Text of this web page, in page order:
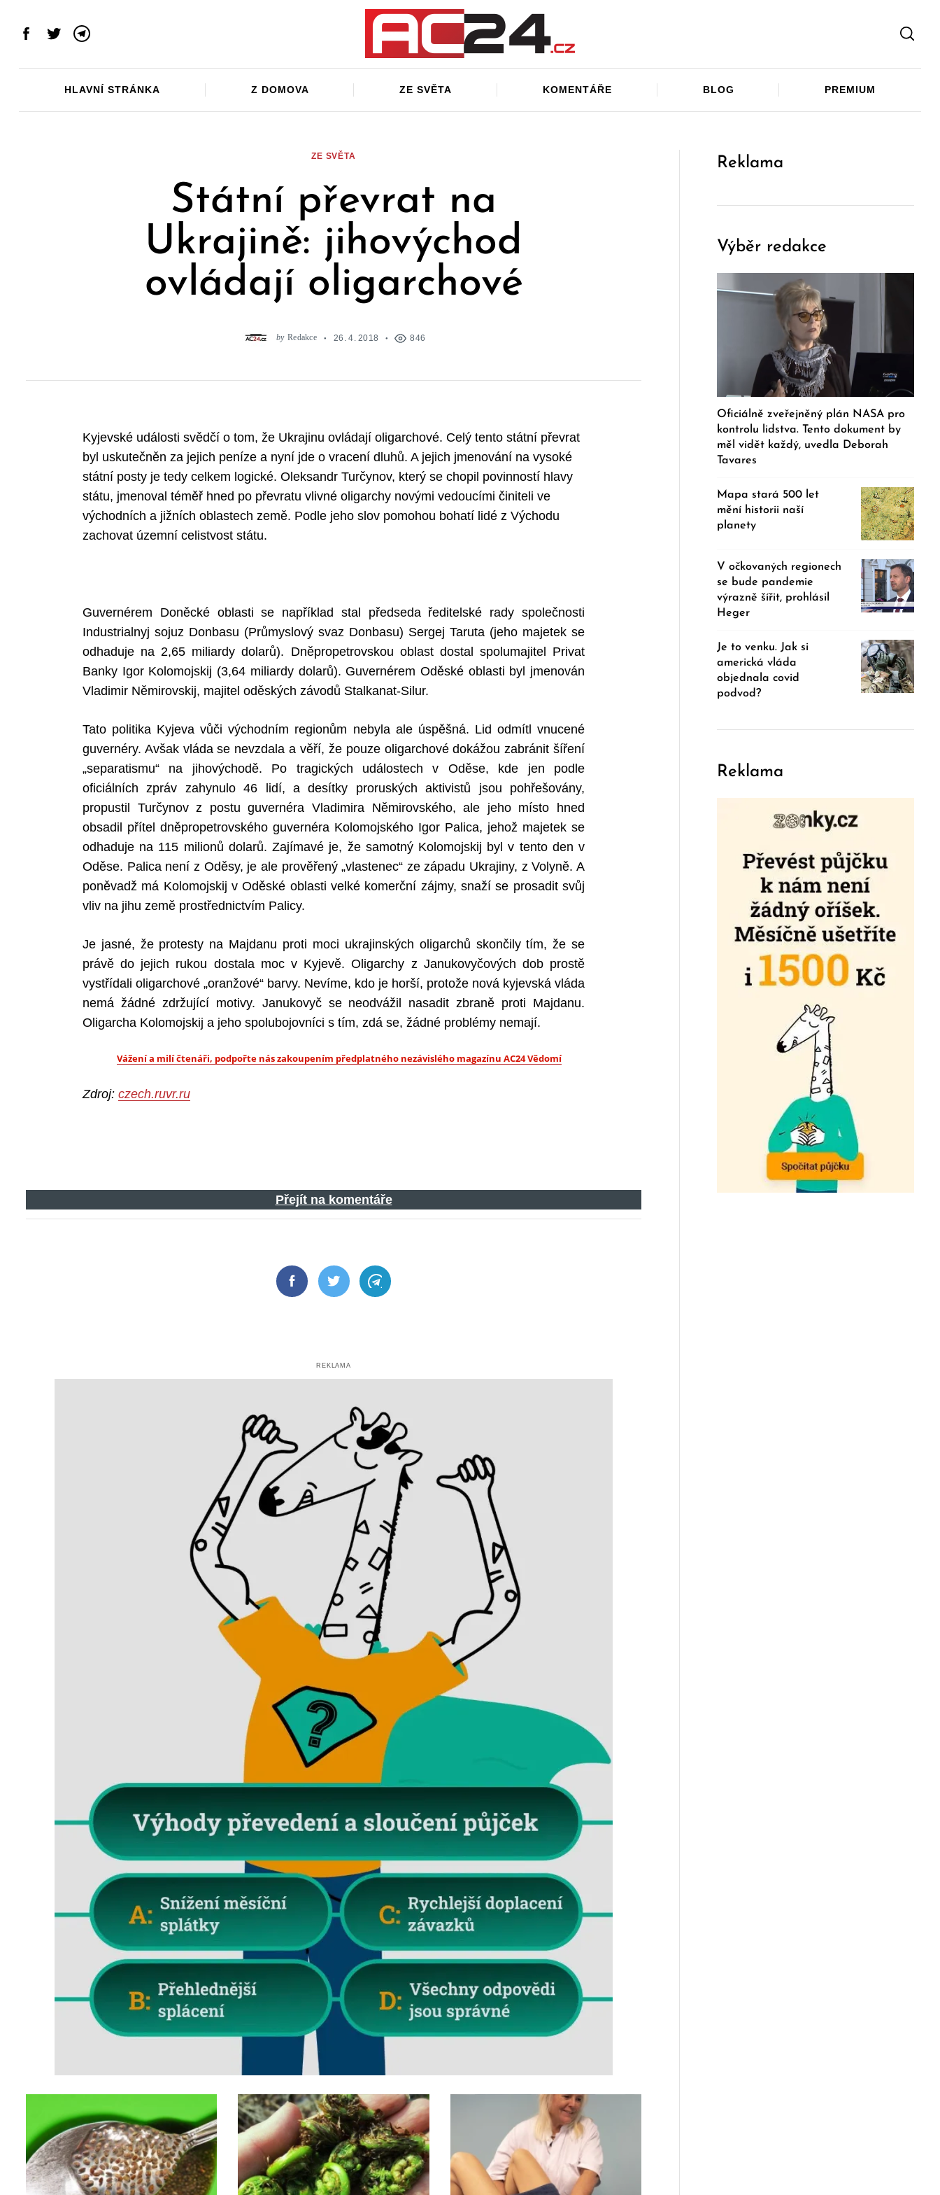
Facebook
TwitterTelegram
HLAVNÍ STRÁNKA Z DOMOVA ZE SVĚTA KOMENTÁŘE BLOG PREMIUM
ZE SVĚTA
Státní převrat na
Ukrajině: jihovýchod
ovládají oligarchové
by Redakce 26. 4. 2018 846
Kyjevské události svědčí o tom, že Ukrajinu ovládají oligarchové. Celý tento státní převrat
byl uskutečněn za jejich peníze a nyní jde o vracení dluhů. A jejich jmenování na vysoké
státní posty je tedy celkem logické. Oleksandr Turčynov, který se chopil povinností hlavy
státu, jmenoval téměř hned po převratu vlivné oligarchy novými vedoucími činiteli ve
východních a jižních oblastech země. Podle jeho slov pomohou bohatí lidé z Východu
zachovat územní celistvost státu.
Guvernérem Doněcké oblasti se například stal předseda ředitelské rady společnosti
Industrialnyj sojuz Donbasu (Průmyslový svaz Donbasu) Sergej Taruta (jeho majetek se
odhaduje na 2,65 miliardy dolarů). Dněpropetrovskou oblast dostal spolumajitel Privat
Banky Igor Kolomojskij (3,64 miliardy dolarů). Guvernérem Oděské oblasti byl jmenován
Vladimir Němirovskij, majitel oděských závodů Stalkanat-Silur.
Tato politika Kyjeva vůči východním regionům nebyla ale úspěšná. Lid odmítl vnucené
guvernéry. Avšak vláda se nevzdala a věří, že pouze oligarchové dokážou zabránit šíření
„separatismu“ na jihovýchodě. Po tragických událostech v Oděse, kde jen podle
oficiálních zpráv zahynulo 46 lidí, a desítky proruských aktivistů jsou pohřešovány,
propustil Turčynov z postu guvernéra Vladimira Němirovského, ale jeho místo hned
obsadil přítel dněpropetrovského guvernéra Kolomojského Igor Palica, jehož majetek se
odhaduje na 115 milionů dolarů. Zajímavé je, že samotný Kolomojskij byl v tento den v
Oděse. Palica není z Oděsy, je ale prověřený „vlastenec“ ze západu Ukrajiny, z Volyně. A
poněvadž má Kolomojskij v Oděské oblasti velké komerční zájmy, snaží se prosadit svůj
vliv na jihu země prostřednictvím Palicy.
Je jasné, že protesty na Majdanu proti moci ukrajinských oligarchů skončily tím, že se
právě do jejich rukou dostala moc v Kyjevě. Oligarchy z Janukovyčových dob prostě
vystřídali oligarchové „oranžové“ barvy. Nevíme, kdo je horší, protože nová kyjevská vláda
nemá žádné zdržující motivy. Janukovyč se neodvážil nasadit zbraně proti Majdanu.
Oligarcha Kolomojskij a jeho spolubojovníci s tím, zdá se, žádné problémy nemají.
Vážení a milí čtenáři, podpořte nás zakoupením předplatného nezávislého magazínu AC24 Vědomí
Zdroj: czech.ruvr.ru
Přejít na komentáře
FacebookTwitter Telegram
REKLAMA
Reklama
Výběr redakce
Oficiálně zveřejněný plán NASA pro
kontrolu lidstva. Tento dokument by
měl vidět každý, uvedla Deborah
Tavares
Mapa stará 500 let
mění historii naší
planety
V očkovaných regionech
se bude pandemie
výrazně šířit, prohlásil
Heger
Je to venku. Jak si
americká vláda
objednala covid
podvod?
Reklama